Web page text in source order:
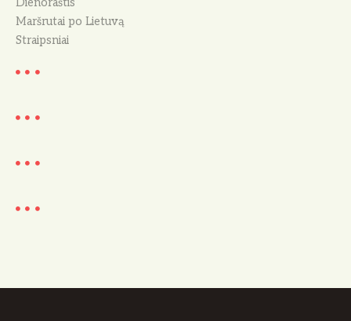
Dienoraštis
Maršrutai po Lietuvą
Straipsniai